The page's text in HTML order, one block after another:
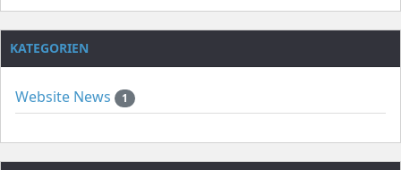
KATEGORIEN
Website News 1